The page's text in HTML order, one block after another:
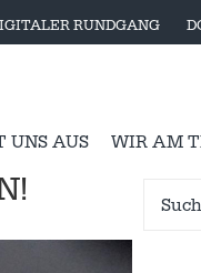
RUNDGANG
UNS AUS WIR AM